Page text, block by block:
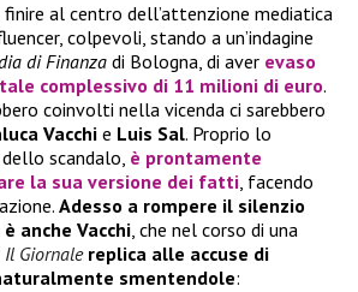
al centro dell’attenzione mediatica
colpevoli, stando a un’indagine
di Finanza di Bologna, di aver evaso
complessivo di 11 milioni di euro.
coinvolti nella vicenda ci sarebbero
Vacchie Luis Sal. Proprio lo
scandalo, è prontamente
la sua versione dei fatti, facendo
Adesso a rompere il silenzio
anche Vacchi, che nel corso di una
Il Giornale replica alle accuse di
smentendole: